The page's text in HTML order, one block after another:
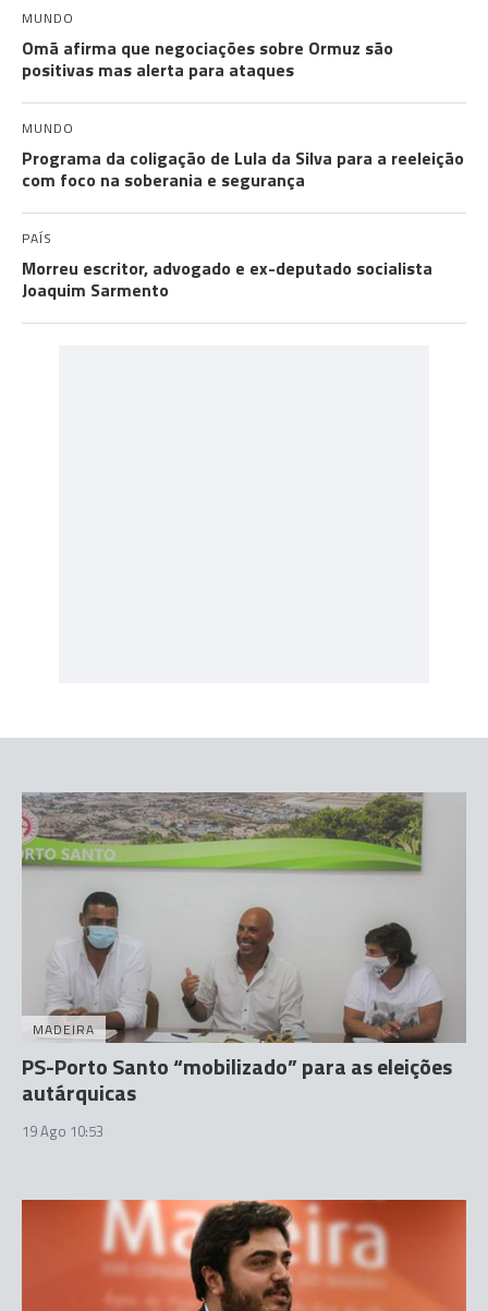
MUNDO
Omã afirma que negociações sobre Ormuz são
positivas mas alerta para ataques
MUNDO
Programa da coligação de Lula da Silva para a reeleição
com foco na soberania e segurança
PAÍS
Morreu escritor, advogado e ex-deputado socialista
Joaquim Sarmento
MADEIRA
PS-Porto Santo “mobilizado” para as eleições
autárquicas
19 Ago 10:53